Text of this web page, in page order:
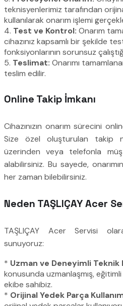
teknisyenlerimiz tarafından
kullanılarak onarım işlemi
4. Test ve Kontrol: Onarım
cihazınız kapsamlı bir şekilde
fonksiyonlarının sorunsuz
5. Teslimat: Onarımı
teslim edilir.
Online Takip İmkanı
Cihazınızın onarım sürecini
Size özel oluşturulan takip
üzerinden veya telefonla
alabilirsiniz. Bu sayede,
her zaman bilebilirsiniz.
Neden TAŞLIÇAY Acer
TAŞLIÇAY Acer Servisi
sunuyoruz:
* Uzman ve Deneyimli Teknik
konusunda uzmanlaşmış,
ekibe sahibiz.
* Orijinal Yedek Parça